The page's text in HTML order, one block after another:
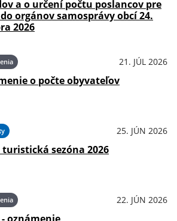
a o určení počtu poslancov pre
orgánov samosprávy obcí 24.
2026
21. JÚL 2026
o počte obyvateľov
25. JÚN 2026
sezóna 2026
22. JÚN 2026